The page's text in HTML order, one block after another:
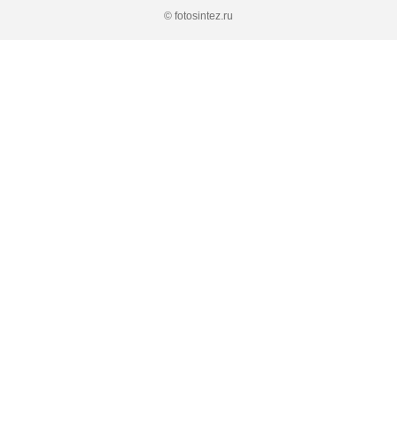
© fotosintez.ru